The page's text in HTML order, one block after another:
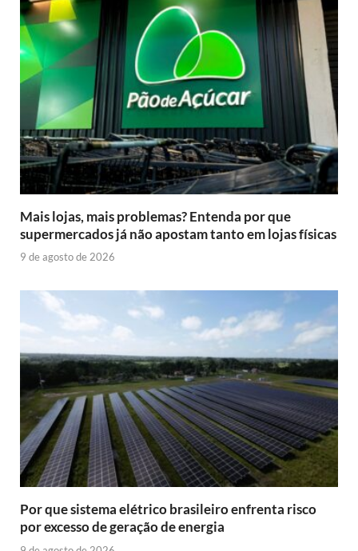
Mais lojas, mais problemas? Entenda por que
supermercados já não apostam tanto em lojas físicas
9 de agosto de 2026
Por que sistema elétrico brasileiro enfrenta risco
por excesso de geração de energia